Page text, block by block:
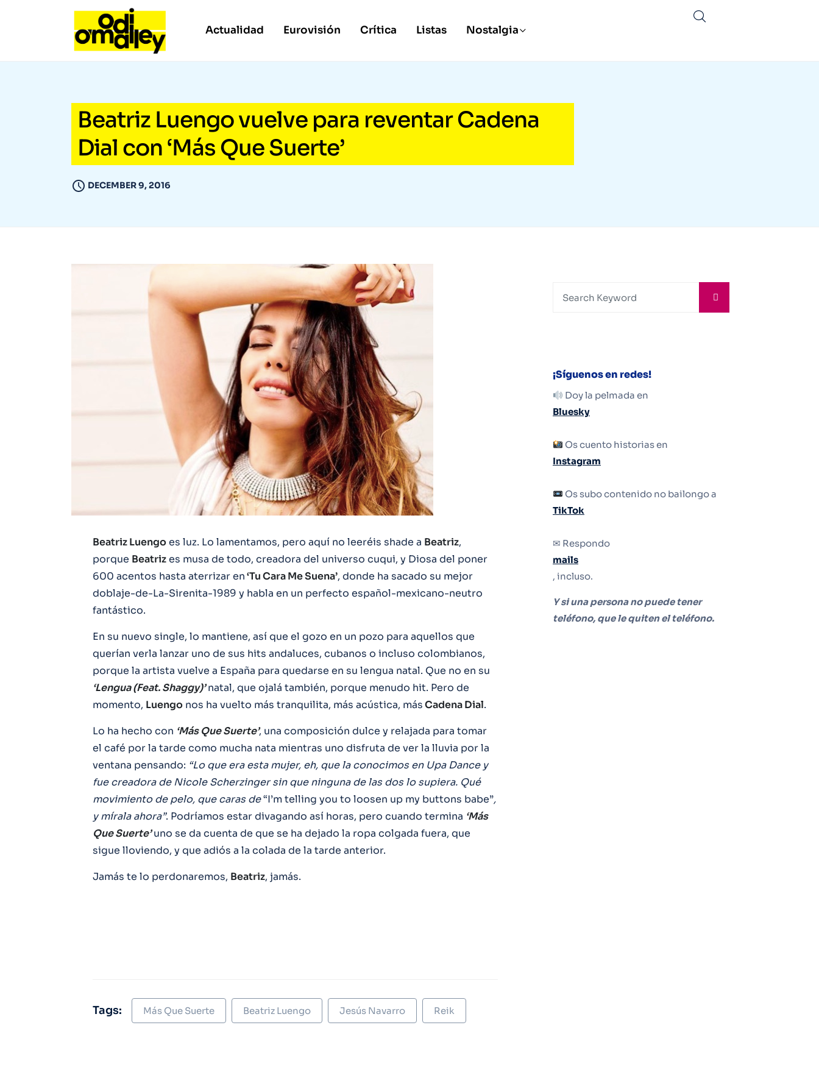
Actualidad Eurovisión Crítica Listas Nostalgia
Beatriz Luengo vuelve para reventar Cadena
Dial con ‘Más Que Suerte’
DECEMBER 9, 2016
Beatriz Luengoes luz. Lo lamentamos, pero aquí no leeréis shade a Beatriz,
porque Beatrizes musa de todo, creadora del universo cuqui, y Diosa del poner
600 acentos hasta aterrizar en‘Tu Cara Me Suena’, donde ha sacado su mejor
doblaje-de-La-Sirenita-1989 y habla en un perfecto español-mexicano-neutro
fantástico.
En su nuevo single, lo mantiene, así que el gozo en un pozo para aquellos que
querían verla lanzar uno de sus hits andaluces, cubanos o incluso colombianos,
porque la artista vuelve a España para quedarse en su lengua natal. Que no en su
‘Lengua (Feat. Shaggy)’ natal, que ojalá también, porque menudo hit. Pero de
momento, Luengo nos ha vuelto más tranquilita, más acústica, másCadena Dial.
Lo ha hecho con ‘Más Que Suerte’, una composición dulce y relajada para tomar
el café por la tarde como mucha nata mientras uno disfruta de ver la lluvia por la
ventana pensando: “Lo que era esta mujer, eh, que la conocimos en Upa Dance y
fue creadora de Nicole Scherzinger sin que ninguna de las dos lo supiera. Qué
movimiento de pelo, que caras de“I’m telling you to loosen up my buttons babe”,
y mírala ahora”. Podríamos estar divagando así horas, pero cuando termina ‘Más
Que Suerte’uno se da cuenta de que se ha dejado la ropa colgada fuera, que
sigue lloviendo, y que adiós a la colada de la tarde anterior.
Jamás te lo perdonaremos, Beatriz, jamás.
Tags: Más Que Suerte Beatriz Luengo Jesús Navarro Reik
¡Síguenos en redes!
Doy la pelmada en
Bluesky
Os cuento historias en
Instagram
Os subo contenido no bailongo a
TikTok
✉ Respondo
mails
, incluso.
Y si una persona no puede tener
teléfono, que le quiten el teléfono.